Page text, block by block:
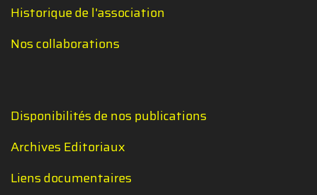
Historique de l'association
Nos collaborations
Disponibilités de nos publications
Archives Editoriaux
Liens documentaires